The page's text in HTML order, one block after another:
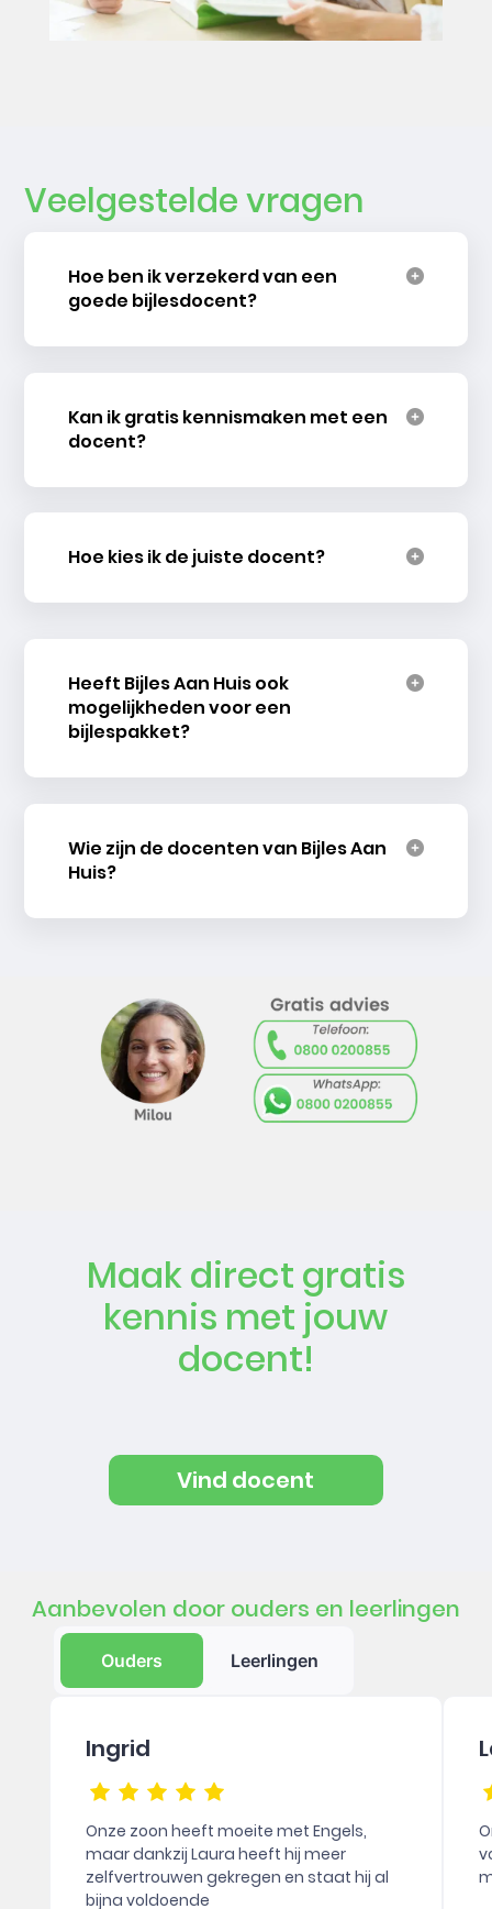
Veelgestelde vragen
Hoe ben ik verzekerd van een
goede bijlesdocent?
Kan ik gratis kennismaken met een
docent?
Hoe kies ik de juiste docent?
Heeft Bijles Aan Huis ook
mogelijkheden voor een
bijlespakket?
Wie zijn de docenten van Bijles Aan
Huis?
Maak direct gratis
kennis met jouw
docent!
Vind docent
Aanbevolen door ouders en leerlingen
Ouders Leerlingen
Ingrid
Onze zoon heeft moeite met Engels,
maar dankzij Laura heeft hij meer
zelfvertrouwen gekregen en staat hij al
bijna voldoende